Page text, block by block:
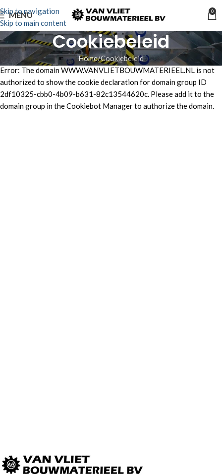
Skip to navigation
Skip to main content
MENU 0
Cookiebeleid
Home Cookiebeleid
Error: The domain WWW.VANVLIETBOUWMATERIEEL.NL is not
authorized to show the cookie declaration for domain group ID
2df10325-cbb0-4b09-b631-82c13544620c. Please add it to the
domain group in the Cookiebot Manager to authorize the domain.